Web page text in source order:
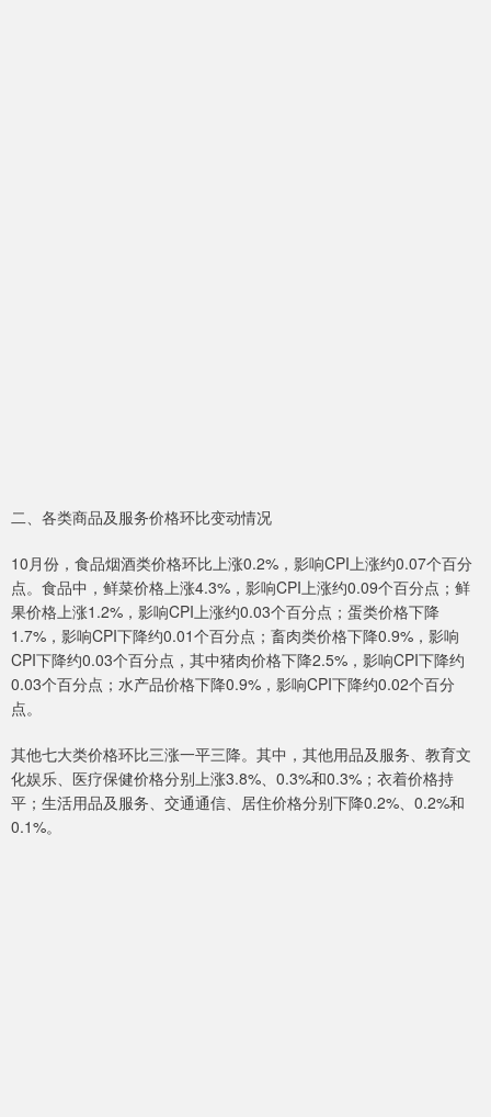
二、各类商品及服务价格环比变动情况
10月份，食品烟酒类价格环比上涨0.2%，影响CPI上涨约0.07个百分
点。食品中，鲜菜价格上涨4.3%，影响CPI上涨约0.09个百分点；鲜
果价格上涨1.2%，影响CPI上涨约0.03个百分点；蛋类价格下降
1.7%，影响CPI下降约0.01个百分点；畜肉类价格下降0.9%，影响
CPI下降约0.03个百分点，其中猪肉价格下降2.5%，影响CPI下降约
0.03个百分点；水产品价格下降0.9%，影响CPI下降约0.02个百分
点。
其他七大类价格环比三涨一平三降。其中，其他用品及服务、教育文
化娱乐、医疗保健价格分别上涨3.8%、0.3%和0.3%；衣着价格持
平；生活用品及服务、交通通信、居住价格分别下降0.2%、0.2%和
0.1%。